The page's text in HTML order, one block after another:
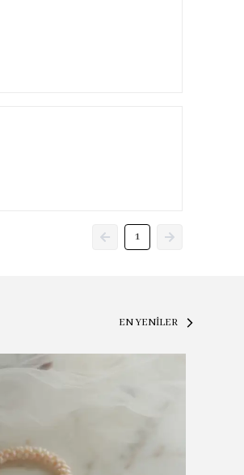
1
EN YENİLER